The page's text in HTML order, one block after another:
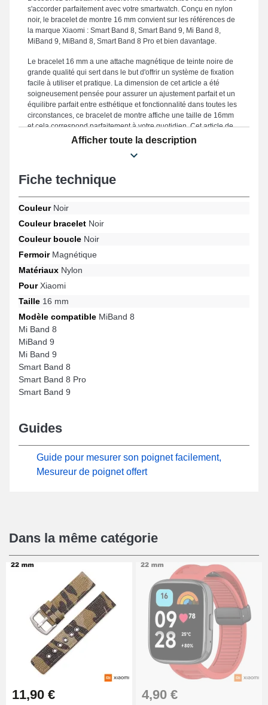
s'accorder parfaitement avec votre smartwatch. Conçu en nylon
noir, le bracelet de montre 16 mm convient sur les références de
la marque Xiaomi : Smart Band 8, Smart Band 9, Mi Band 8,
MiBand 9, MiBand 8, Smart Band 8 Pro et bien davantage.
Le bracelet 16 mm a une attache magnétique de teinte noire de
grande qualité qui sert dans le but d'offrir un système de fixation
facile à utiliser et pratique. La dimension de cet article a été
soigneusement pensée pour assurer un ajustement parfait et un
équilibre parfait entre esthétique et fonctionnalité dans toutes les
circonstances, ce bracelet de montre affiche une taille de 16mm
et cela correspond parfaitement à votre quotidien. Cet article de
réparation montre 16 mm représente une alternative idéale
destinée à en remplacer un cassé ou démodé, puisqu'il est
endurant. Mixant qualité exceptionnelle et simplicité d'utilisation
couleur noire rappelle une sobriété décontractée qui s'accouple
utilisable pour les gabarits Smart Band 8, Smart Band 9, Smart
Band 8 Pro, Mi Band 9, MiBand 9, MiBand 8 et beaucoup d'autres
qualité, ce bracelet en nylon Xiaomi se fond en toute simplicité à
divers modèles assurant un ajustement précis.
Afficher toute la description
Fiche technique
CouleurNoir
Couleur bracelet Noir
Couleur boucle Noir
FermoirMagnétique
Matériaux Nylon
PourXiaomi
Taille 16 mm
Modèle compatible MiBand 8
Mi Band 8
MiBand 9
Mi Band 9
Smart Band 8
Smart Band 8 Pro
Smart Band 9
Guides
Guide pour mesurer son poignet facilement,
Mesureur de poignet offert
Dans la même catégorie
11,90 € 4,90 €